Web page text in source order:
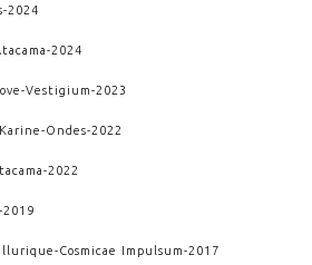
-2024
-2024
-Vestigium-2023
-Ondes-2022
-2022
-2019
-Cosmicae Impulsum-2017